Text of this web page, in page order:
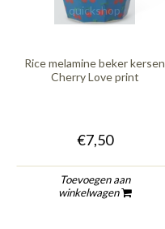
quickshop
Rice melamine beker kersen
Cherry Love print
€7,50
Toevoegen aan
winkelwagen